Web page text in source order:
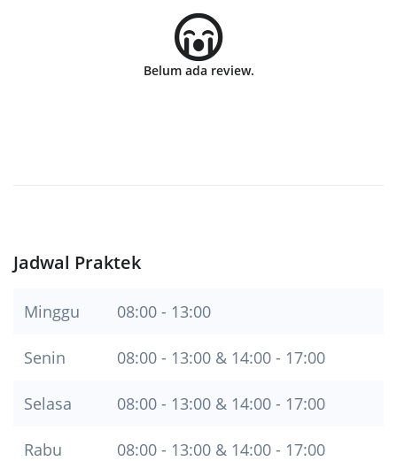
Belum ada review.
Jadwal Praktek
Minggu 08:00 - 13:00
Senin 08:00 - 13:00 & 14:00 - 17:00
Selasa 08:00 - 13:00 & 14:00 - 17:00
Rabu 08:00 - 13:00 & 14:00 - 17:00